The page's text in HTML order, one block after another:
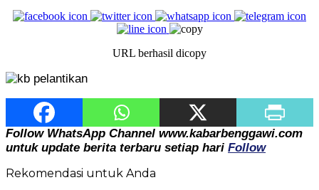
URL berhasil dicopy
Follow WhatsApp Channel www.kabarbenggawi.com
untuk update berita terbaru setiap hari Follow
Rekomendasi untuk Anda